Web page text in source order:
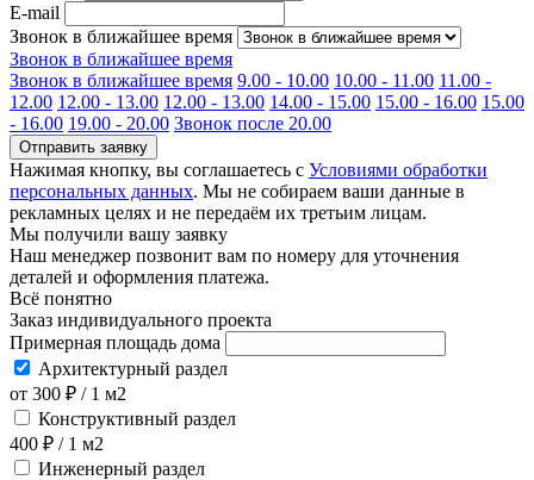
E-mail
Звонок в ближайшее время
Звонок в ближайшее время
Звонок в ближайшее время 9.00 - 10.00 10.00 - 11.00 11.00 -
12.00 12.00 - 13.00 12.00 - 13.00 14.00 - 15.00 15.00 - 16.00 15.00
- 16.00 19.00 - 20.00 Звонок после 20.00
Отправить заявку
Нажимая кнопку, вы соглашаетесь с Условиями обработки
персональных данных. Мы не собираем ваши данные в
рекламных целях и не передаём их третьим лицам.
Мы получили вашу заявку
Наш менеджер позвонит вам по номеру для уточнения
деталей и оформления платежа.
Всё понятно
Заказ индивидуального проекта
Примерная площадь дома
Архитектурный раздел
от 300 ₽ / 1 м2
Конструктивный раздел
400 ₽ / 1 м2
Инженерный раздел